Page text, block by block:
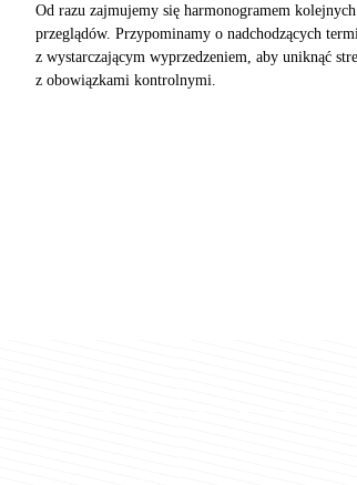
Od razu zajmujemy się harmonogramem
przeglądów. Przypominamy o nadchodzących
z wystarczającym wyprzedzeniem, aby uniknąć
z obowiązkami kontrolnymi.